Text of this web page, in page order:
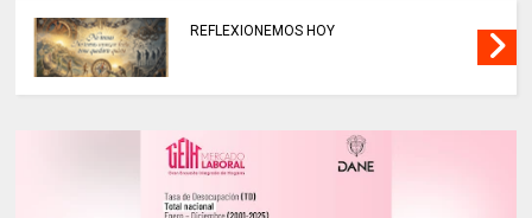
REFLEXIONEMOS HOY